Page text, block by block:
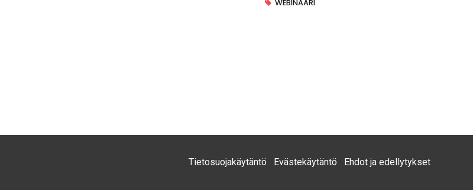
WEBINAARI
Tietosuojakäytäntö Evästekäytäntö Ehdot ja edellytykset